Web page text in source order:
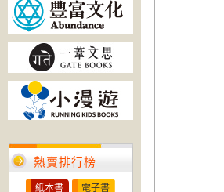
熱賣排行榜
紙本書 電子書